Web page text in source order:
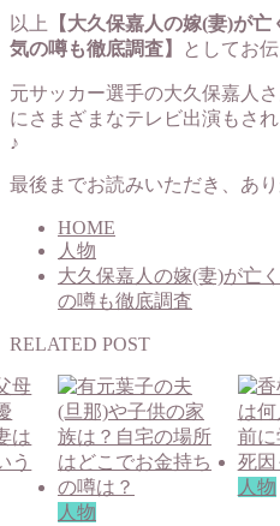
以上
【大久保嘉人の嫁(妻)が
気の噂も徹底調査】
としてお
元サッカー選手の大久保嘉人
にさまざまなテレビ出演もさ
♪
最後までお読みいただき、あ
HOME
人物
大久保嘉人の嫁(妻)が亡
の噂も徹底調査
RELATED POST
人物
人物